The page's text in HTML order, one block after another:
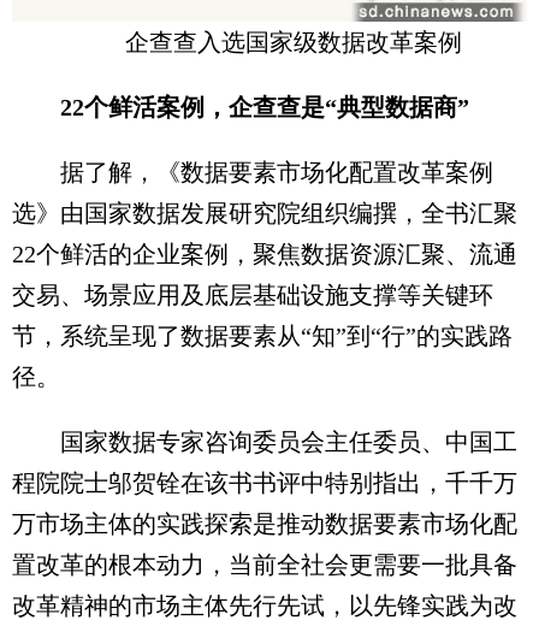
企查查入选国家级数据改革案例
22个鲜活案例，企查查是“典型数据商”
据了解，《数据要素市场化配置改革案例
选》由国家数据发展研究院组织编撰，全书汇聚
22个鲜活的企业案例，聚焦数据资源汇聚、流通
交易、场景应用及底层基础设施支撑等关键环
节，系统呈现了数据要素从“知”到“行”的实践路
径。
国家数据专家咨询委员会主任委员、中国工
程院院士邬贺铨在该书书评中特别指出，千千万
万市场主体的实践探索是推动数据要素市场化配
置改革的根本动力，当前全社会更需要一批具备
改革精神的市场主体先行先试，以先锋实践为改